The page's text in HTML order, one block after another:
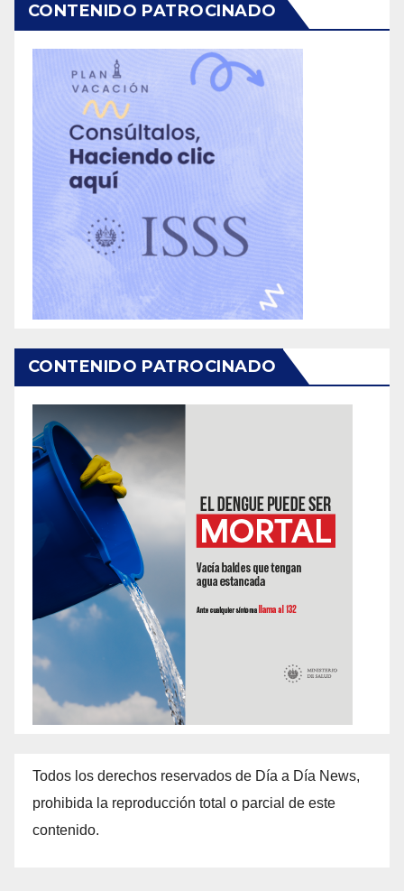
CONTENIDO PATROCINADO
CONTENIDO PATROCINADO
Todos los derechos reservados de Día a Día News,
prohibida la reproducción total o parcial de este
contenido.